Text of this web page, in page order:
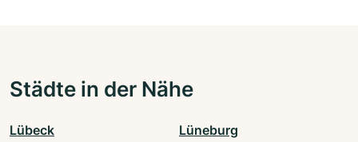
Städte in der Nähe
Lübeck Lüneburg